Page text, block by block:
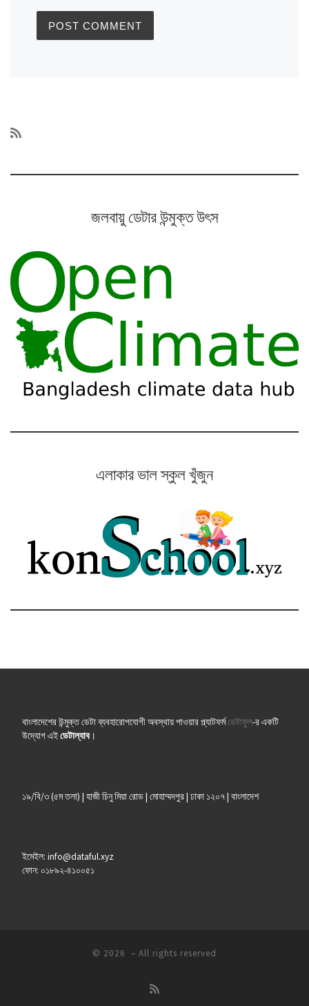
জলবায়ু ডেটার উন্মুক্ত উৎস
এলাকার ভাল স্কুল খুঁজুন
বাংলাদেশের উন্মুক্ত ডেটা ব্যবহারোপযোগী অবস্থায় পাওয়ার প্ল্যাটফর্মডেটাফুল-র একটি
উদ্যোগ এইডেটাল্যাব।
১৯/বি/৩ (৫ম তলা) | হাজী চিনু মিয়া রোড | মোহাম্মদপুর | ঢাকা ১২০৭ | বাংলাদেশ
ইমেইল: info@dataful.xyz
ফোন: ০১৮৯২-৪১০০৫১
© 2026 – All rights reserved